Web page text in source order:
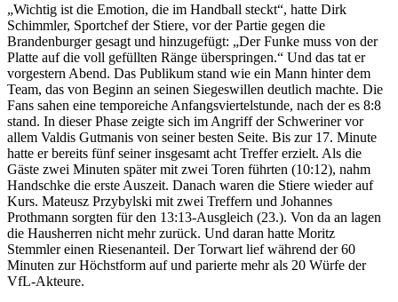
„Wichtig ist die Emotion, die im Handball steckt“, hatte Dirk
Schimmler, Sportchef der Stiere, vor der Partie gegen die
Brandenburger gesagt und hinzugefügt: „Der Funke muss von der
Platte auf die voll gefüllten Ränge überspringen.“ Und das tat er
vorgestern Abend. Das Publikum stand wie ein Mann hinter dem
Team, das von Beginn an seinen Siegeswillen deutlich machte. Die
Fans sahen eine temporeiche Anfangsviertelstunde, nach der es 8:8
stand. In dieser Phase zeigte sich im Angriff der Schweriner vor
allem Valdis Gutmanis von seiner besten Seite. Bis zur 17. Minute
hatte er bereits fünf seiner insgesamt acht Treffer erzielt. Als die
Gäste zwei Minuten später mit zwei Toren führten (10:12), nahm
Handschke die erste Auszeit. Danach waren die Stiere wieder auf
Kurs. Mateusz Przybylski mit zwei Treffern und Johannes
Prothmann sorgten für den 13:13-Ausgleich (23.). Von da an lagen
die Hausherren nicht mehr zurück. Und daran hatte Moritz
Stemmler einen Riesenanteil. Der Torwart lief während der 60
Minuten zur Höchstform auf und parierte mehr als 20 Würfe der
VfL-Akteure.